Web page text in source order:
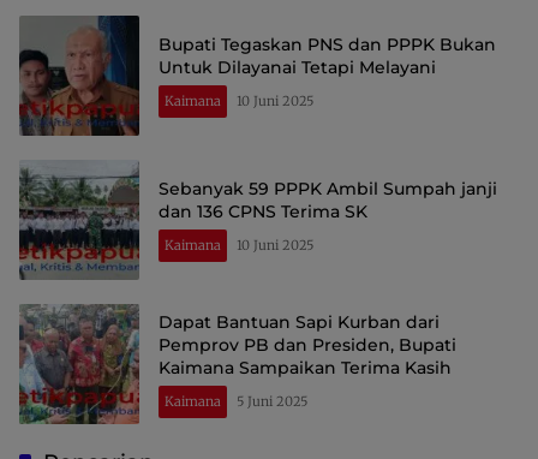
Bupati Tegaskan PNS dan PPPK Bukan
Untuk Dilayanai Tetapi Melayani
Kaimana 10 Juni 2025
Sebanyak 59 PPPK Ambil Sumpah janji
dan 136 CPNS Terima SK
Kaimana 10 Juni 2025
Dapat Bantuan Sapi Kurban dari
Pemprov PB dan Presiden, Bupati
Kaimana Sampaikan Terima Kasih
Kaimana 5 Juni 2025